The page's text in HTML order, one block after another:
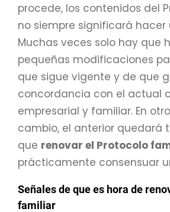
procede, los contenidos del
no siempre significará hacer
Muchas veces solo hay que
pequeñas modificaciones
que sigue vigente y de que
concordancia con el actual
empresarial y familiar. En
cambio, el anterior quedará
que renovar el Protocolo
prácticamente consensuar
Señales de que es hora de
familiar